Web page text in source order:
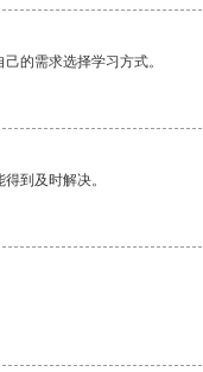
的需求选择学习方式。
到及时解决。